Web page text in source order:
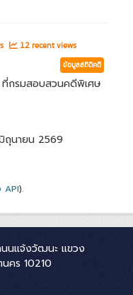
12 recent views
ข้อมูลสถิติคดี
กรมสอบสวนคดีพิเศษ
นายน 2569
API).
นแจ้งวัฒนะ แขวง
คร 10210